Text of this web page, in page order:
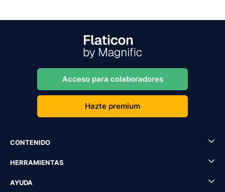
Acceso para colaboradores
Hazte premium
CONTENIDO
HERRAMIENTAS
AYUDA